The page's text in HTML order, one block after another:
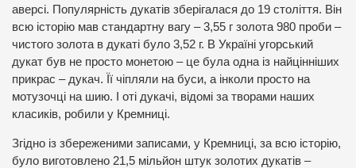
аверсі. Популярність дукатів зберігалася до 19 століття. Він
всю історію мав стандартну вагу – 3,55 г золота 980 проби –
чистого золота в дукаті було 3,52 г. В Україні угорський
дукат був не просто монетою – це була одна із найцінніших
прикрас – дукач. Її чіпляли на буси, а інколи просто на
мотузочці на шию. І оті дукачі, відомі за творами наших
класиків, робили у Кремниці.
Згідно із збереженими записами, у Кремниці, за всю історію,
було виготовлено 21,5 мільйон штук золотих дукатів –